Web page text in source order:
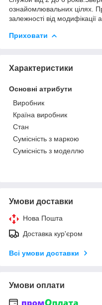
ознайомлювальних цілях.
залежності від модифікації
Приховати
Характеристики
Основні атрибути
Виробник
Країна виробник
Стан
Сумісність з маркою
Сумісність з моделлю
Умови доставки
Нова Пошта
Доставка кур'єром
Всі умови доставки
Умови оплати